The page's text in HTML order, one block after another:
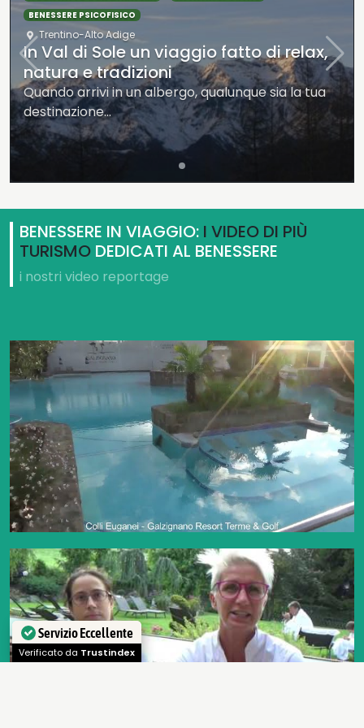
BENESSERE PSICOFISICO
Trentino-Alto Adige
In Val di Sole un viaggio fatto di relax,
natura e tradizioni
Quando arrivi in un albergo, qualunque sia la tua
destinazione…
BENESSERE IN VIAGGIO: I VIDEO DI PIÙ
TURISMO DEDICATI AL BENESSERE
i nostri video reportage
Servizio Eccellente
Verificato da Trustindex